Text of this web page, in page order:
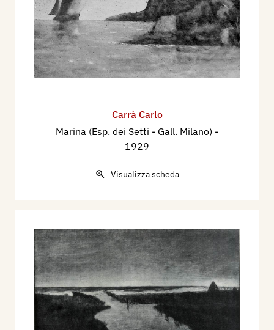
Carrà Carlo
Marina (Esp. dei Setti - Gall. Milano) -
1929
Visualizza scheda